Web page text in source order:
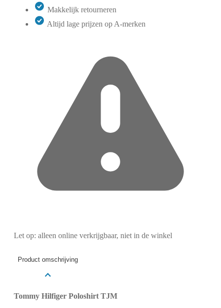
Makkelijk retourneren
Altijd lage prijzen op A-merken
Let op: alleen online verkrijgbaar, niet in de winkel
Product omschrijving
Tommy Hilfiger Poloshirt TJM